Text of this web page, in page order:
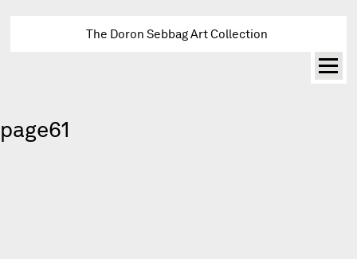
The Doron Sebbag Art Collection
page61